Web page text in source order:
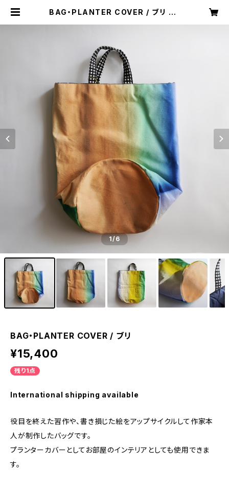
BAG・PLANTER COVER / ブリ | s
1/6
BAG・PLANTER COVER / ブリ
¥15,400
残り1点
International shipping available
役目を終えた習作や、書き損じた絵をアップサイクルして作家本
人が制作したバッグです。
プランターカバーとしてお部屋のインテリアとしても使用できま
す。